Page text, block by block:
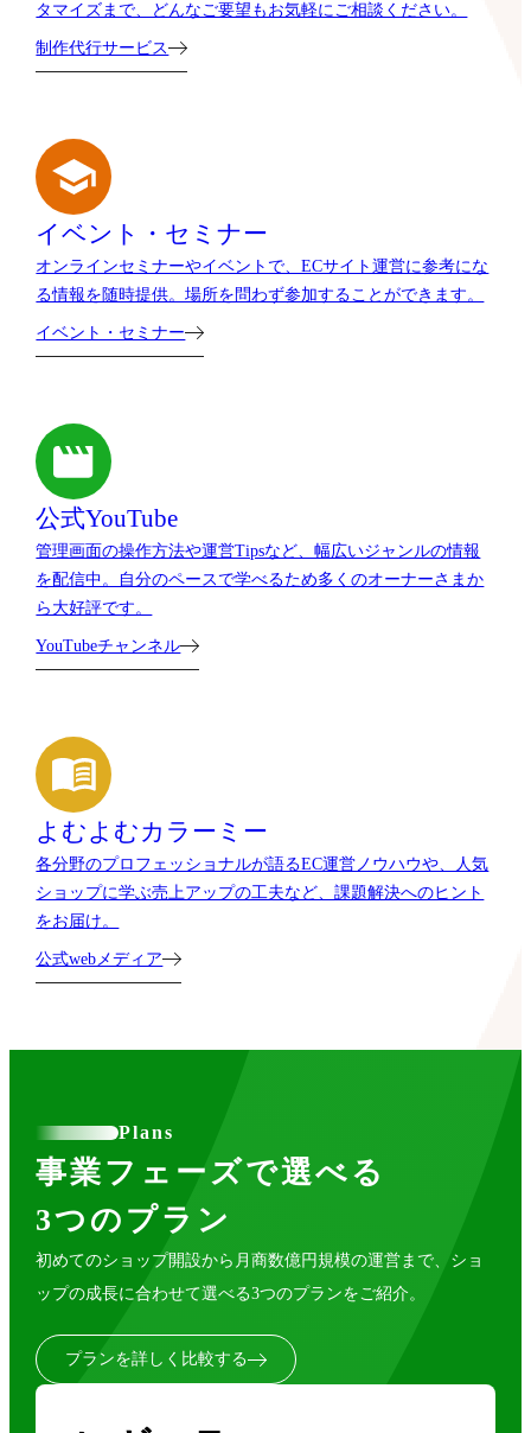
タマイズまで、どんなご要望もお気軽にご相談ください。
制作代行サービス
イベント・セミナー
オンラインセミナーやイベントで、ECサイト運営に参考にな
る情報を随時提供。場所を問わず参加することができます。
イベント・セミナー
公式YouTube
管理画面の操作方法や運営Tipsなど、幅広いジャンルの情報
を配信中。自分のペースで学べるため多くのオーナーさまか
ら大好評です。
YouTubeチャンネル
よむよむカラーミー
各分野のプロフェッショナルが語るEC運営ノウハウや、人気
ショップに学ぶ売上アップの工夫など、課題解決へのヒント
をお届け。
公式webメディア
Plans
事業フェーズで選べる
3つのプラン
初めてのショップ開設から月商数億円規模の運営まで、ショ
ップの成長に合わせて選べる3つのプランをご紹介。
プランを詳しく比較する